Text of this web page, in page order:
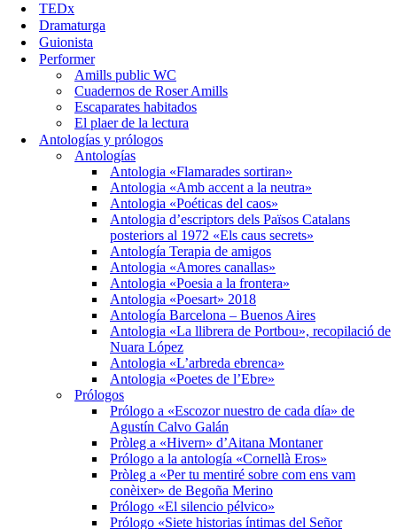
TEDx
Dramaturga
Guionista
Performer
Amills public WC
Cuadernos de Roser Amills
Escaparates habitados
El plaer de la lectura
Antologías y prólogos
Antologías
Antologia «Flamarades sortiran»
Antologia «Amb accent a la neutra»
Antologia «Poéticas del caos»
Antologia d’escriptors dels Països Catalans
posteriors al 1972 «Els caus secrets»
Antología Terapia de amigos
Antologia «Amores canallas»
Antologia «Poesia a la frontera»
Antologia «Poesart» 2018
Antología Barcelona – Buenos Aires
Antologia «La llibrera de Portbou», recopilació de
Nuara López
Antologia «L’arbreda ebrenca»
Antologia «Poetes de l’Ebre»
Prólogos
Prólogo a «Escozor nuestro de cada día» de
Agustín Calvo Galán
Pròleg a «Hivern» d’Aitana Montaner
Prólogo a la antología «Cornellà Eros»
Pròleg a «Per tu mentiré sobre com ens vam
conèixer» de Begoña Merino
Prólogo «El silencio pélvico»
Prólogo «Siete historias íntimas del Señor